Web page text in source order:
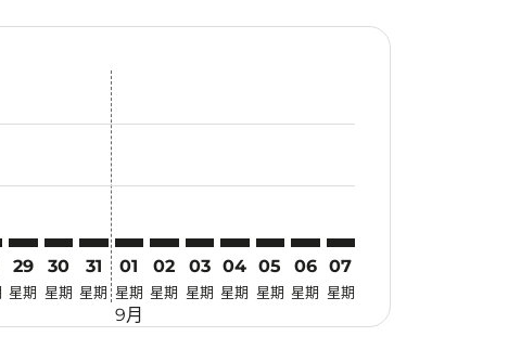
寻找优惠
disclaimer. 寻找优惠
disclaimer. 寻找优惠
offers-disclaimer. 寻找优惠
view-offers-disclaimer. 寻找优惠
cmp-view-offers-disclaimer. 寻找优惠
cmp-view-offers-disclaimer. 寻找优惠
ILO–MAA: cmp-view-offers-disclaimer. 寻找优惠
29
星期
ILO–MAA: cmp-view-offers-disclaimer. 寻找优惠
30
星期
ILO–MAA: cmp-view-offers-disclaimer. 寻找优惠
31
星期
01
星期
9月
02
星期
03
星期
04
星期
05
星期
06
星期
07
星期